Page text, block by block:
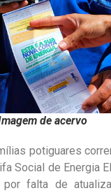
de acervo
potiguares
Social de Energia
falta de